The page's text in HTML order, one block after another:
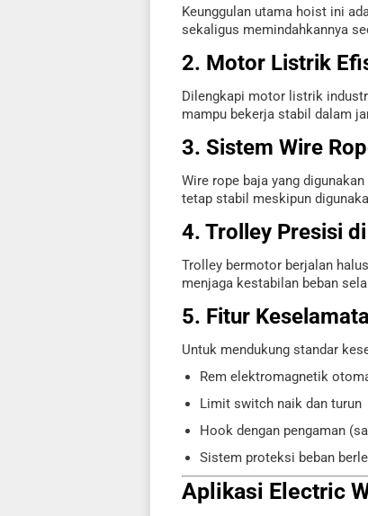
Keunggulan utama hoist ini
sekaligus memindahkannya
2. Motor Listrik
Dilengkapi motor listrik
mampu bekerja stabil dalam
3. Sistem Wire
Wire rope baja yang
tetap stabil meskipun
4. Trolley Presisi
Trolley bermotor berjalan
menjaga kestabilan beban
5. Fitur
Untuk mendukung standar
Rem elektromagnetik
Limit switch naik dan turun
Hook dengan pengaman
Sistem proteksi beban
Aplikasi Electric